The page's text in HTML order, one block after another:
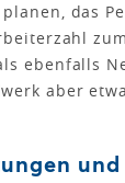
das
ebenfalls
aber